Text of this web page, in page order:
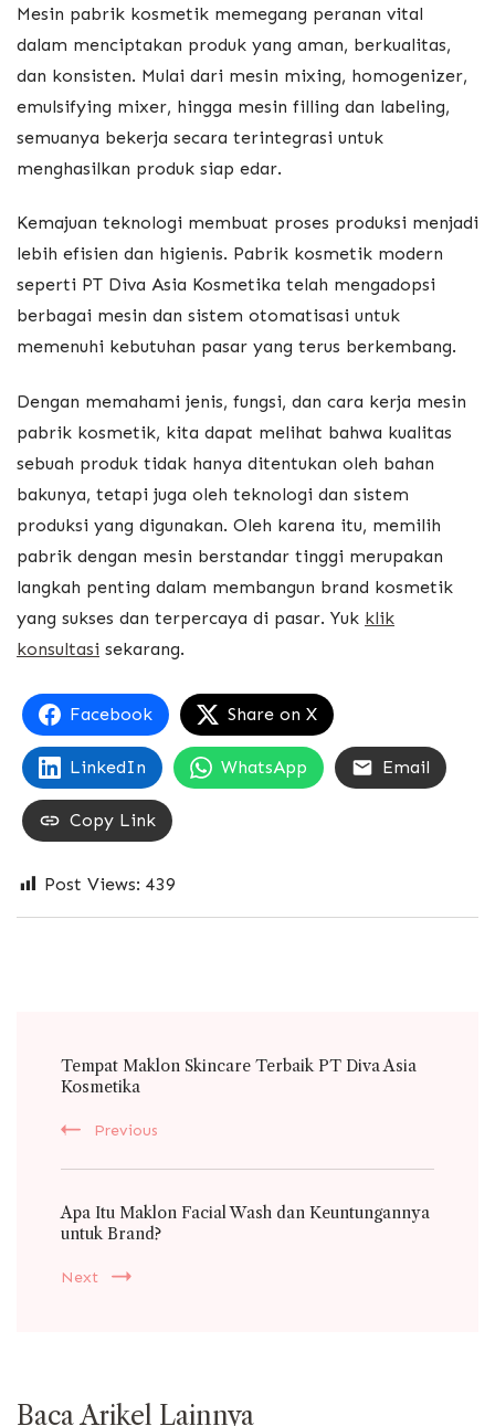
Mesin pabrik kosmetik memegang peranan vital
dalam menciptakan produk yang aman, berkualitas,
dan konsisten. Mulai dari mesin mixing, homogenizer,
emulsifying mixer, hingga mesin filling dan labeling,
semuanya bekerja secara terintegrasi untuk
menghasilkan produk siap edar.
Kemajuan teknologi membuat proses produksi menjadi
lebih efisien dan higienis. Pabrik kosmetik modern
seperti PT Diva Asia Kosmetika telah mengadopsi
berbagai mesin dan sistem otomatisasi untuk
memenuhi kebutuhan pasar yang terus berkembang.
Dengan memahami jenis, fungsi, dan cara kerja mesin
pabrik kosmetik, kita dapat melihat bahwa kualitas
sebuah produk tidak hanya ditentukan oleh bahan
bakunya, tetapi juga oleh teknologi dan sistem
produksi yang digunakan. Oleh karena itu, memilih
pabrik dengan mesin berstandar tinggi merupakan
langkah penting dalam membangun brand kosmetik
yang sukses dan terpercaya di pasar. Yuk klik
konsultasi sekarang.
Facebook Share on X
LinkedIn WhatsApp Email
Copy Link
Post Views: 439
Navigation
Tempat Maklon Skincare Terbaik PT Diva Asia
Kosmetika
Previous
Apa Itu Maklon Facial Wash dan Keuntungannya
untuk Brand?
Next
Baca Arikel Lainnya